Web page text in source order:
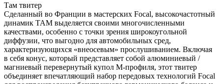
Там твитер
Сделанный во Франции в мастерских Focal, высокочастотный
динамик TAM выделяется своими многочисленными
качествами, особенно с точки зрения широкоугольной
диффузии, что выгодно для автомобильных сред,
характеризующихся «внеосевым» прослушиванием. Включая
в себя конус, который представляет собой алюминиевый /
магниевый перевернутый купол M-профиля, этот твитер
объединяет впечатляющий набор передовых технологий Focal